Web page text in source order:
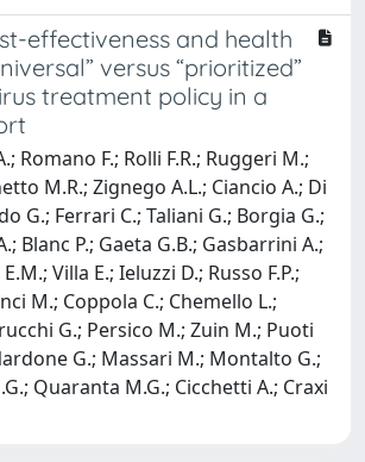
effectiveness and health
versus “prioritized”
treatment policy in a
Romano F.; Rolli F.R.; Ruggeri M.;
M.R.; Zignego A.L.; Ciancio A.; Di
G.; Ferrari C.; Taliani G.; Borgia G.;
Blanc P.; Gaeta G.B.; Gasbarrini A.;
Villa E.; Ieluzzi D.; Russo F.P.;
M.; Coppola C.; Chemello L.;
G.; Persico M.; Zuin M.; Puoti
G.; Massari M.; Montalto G.;
Quaranta M.G.; Cicchetti A.; Craxi